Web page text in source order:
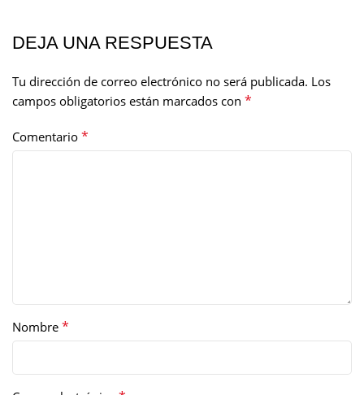
DEJA UNA RESPUESTA
Tu dirección de correo electrónico no será publicada. Los
campos obligatorios están marcados con *
Comentario *
Nombre *